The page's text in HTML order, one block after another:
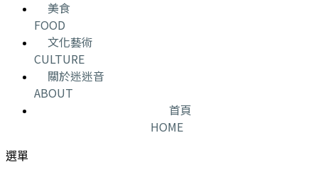
美食
FOOD
文化藝術
CULTURE
關於迷迷音
ABOUT
首頁
HOME
選單